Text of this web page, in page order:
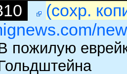
(сохр.
пожилую